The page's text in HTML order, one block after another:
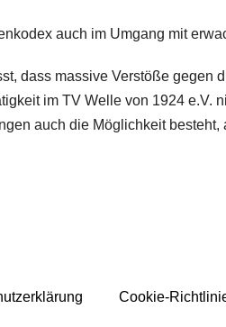
auch im Umgang mit
dass massive Verstöße gegen
im TV Welle von 1924 e.V.
auch die Möglichkeit
Cookie-